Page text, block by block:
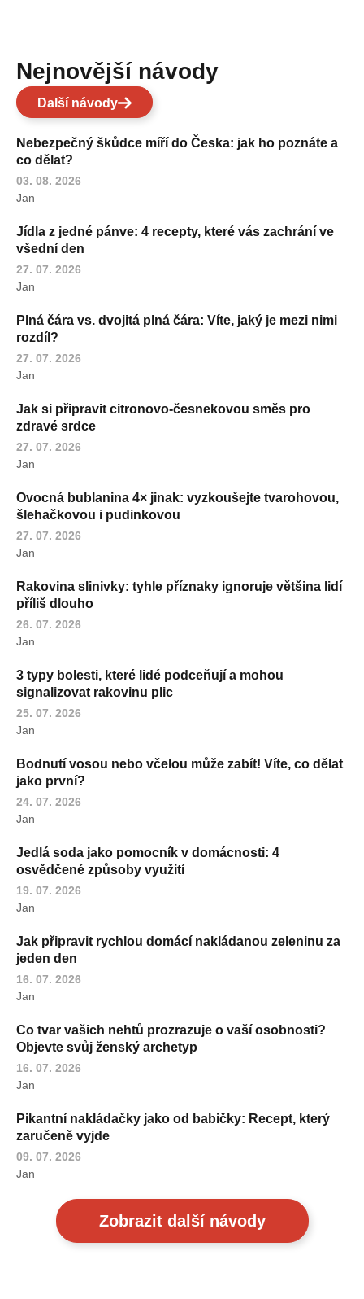
Nejnovější návody
Další návody
Nebezpečný škůdce míří do Česka: jak ho poznáte a
co dělat?
03. 08. 2026
Jan
Jídla z jedné pánve: 4 recepty, které vás zachrání ve
všední den
27. 07. 2026
Jan
Plná čára vs. dvojitá plná čára: Víte, jaký je mezi nimi
rozdíl?
27. 07. 2026
Jan
Jak si připravit citronovo-česnekovou směs pro
zdravé srdce
27. 07. 2026
Jan
Ovocná bublanina 4× jinak: vyzkoušejte tvarohovou,
šlehačkovou i pudinkovou
27. 07. 2026
Jan
Rakovina slinivky: tyhle příznaky ignoruje většina lidí
příliš dlouho
26. 07. 2026
Jan
3 typy bolesti, které lidé podceňují a mohou
signalizovat rakovinu plic
25. 07. 2026
Jan
Bodnutí vosou nebo včelou může zabít! Víte, co dělat
jako první?
24. 07. 2026
Jan
Jedlá soda jako pomocník v domácnosti: 4
osvědčené způsoby využití
19. 07. 2026
Jan
Jak připravit rychlou domácí nakládanou zeleninu za
jeden den
16. 07. 2026
Jan
Co tvar vašich nehtů prozrazuje o vaší osobnosti?
Objevte svůj ženský archetyp
16. 07. 2026
Jan
Pikantní nakládačky jako od babičky: Recept, který
zaručeně vyjde
09. 07. 2026
Jan
Zobrazit další návody